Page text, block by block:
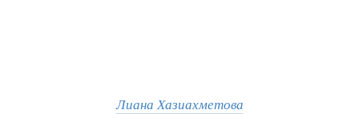
Лиана Хазиахметова